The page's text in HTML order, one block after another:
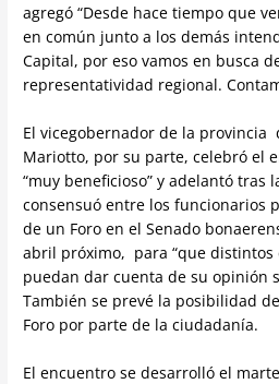
agregó “Desde hace tiempo que
en común junto a los demás
Capital, por eso vamos en busca
representatividad regional.
El vicegobernador de la provincia
Mariotto, por su parte, celebró el
“muy beneficioso” y adelantó tras
consensuó entre los funcionarios
de un Foro en el Senado
abril próximo, para “que distintos
puedan dar cuenta de su opinión
También se prevé la posibilidad
Foro por parte de la ciudadanía.
El encuentro se desarrolló el